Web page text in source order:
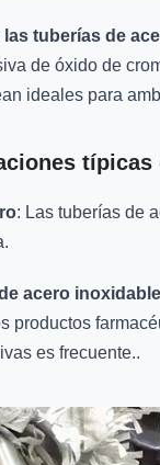
tuberías de
de óxido de
ideales para
: Las tuberías de
acero inoxidable
productos
es frecuente..